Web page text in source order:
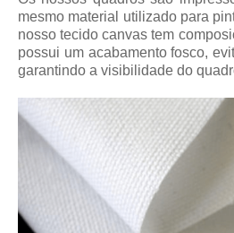
mesmo material utilizado para
nosso tecido canvas tem
possui um acabamento fosco,
garantindo a visibilidade do